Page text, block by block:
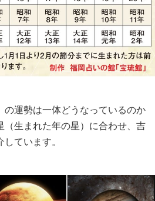
の運勢は一体どうなっているのか
（生まれた年の星）に合わせ、吉
ています。